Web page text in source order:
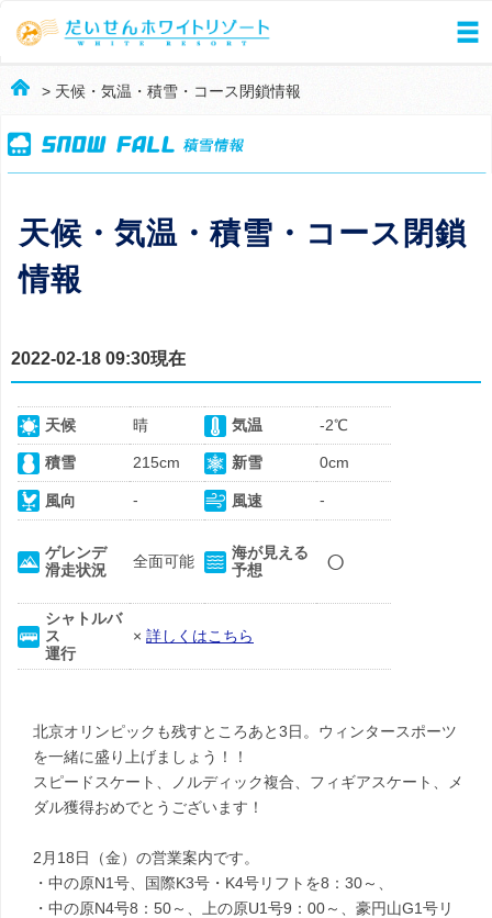
> 天候・気温・積雪・コース閉鎖情報
天候・気温・積雪・コース閉鎖
情報
2022-02-18 09:30現在
天候 晴 気温 -2℃
積雪 215cm 新雪 0cm
風向 - 風速 -
ゲレンデ
滑走状況
全面可能
海が見える
予想
○
シャトルバ
ス
運行
× 詳しくはこちら
北京オリンピックも残すところあと3日。ウィンタースポーツ
を一緒に盛り上げましょう！！
スピードスケート、ノルディック複合、フィギアスケート、メ
ダル獲得おめでとうございます！
2月18日（金）の営業案内です。
・中の原N1号、国際K3号・K4号リフトを8：30～、
・中の原N4号8：50～、上の原U1号9：00～、豪円山G1号リ